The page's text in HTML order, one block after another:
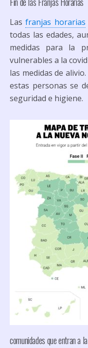
Lasfranjas horarias
todas las edades,
medidas para la
vulnerables a la
las medidas de
estas personas se
seguridad e higiene.
comunidades que entran a